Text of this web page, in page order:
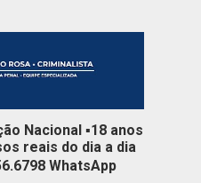
Nacional ▪️18 anos
reais do dia a dia
WhatsApp